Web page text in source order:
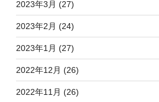
2023年3月 (27)
2023年2月 (24)
2023年1月 (27)
2022年12月 (26)
2022年11月 (26)